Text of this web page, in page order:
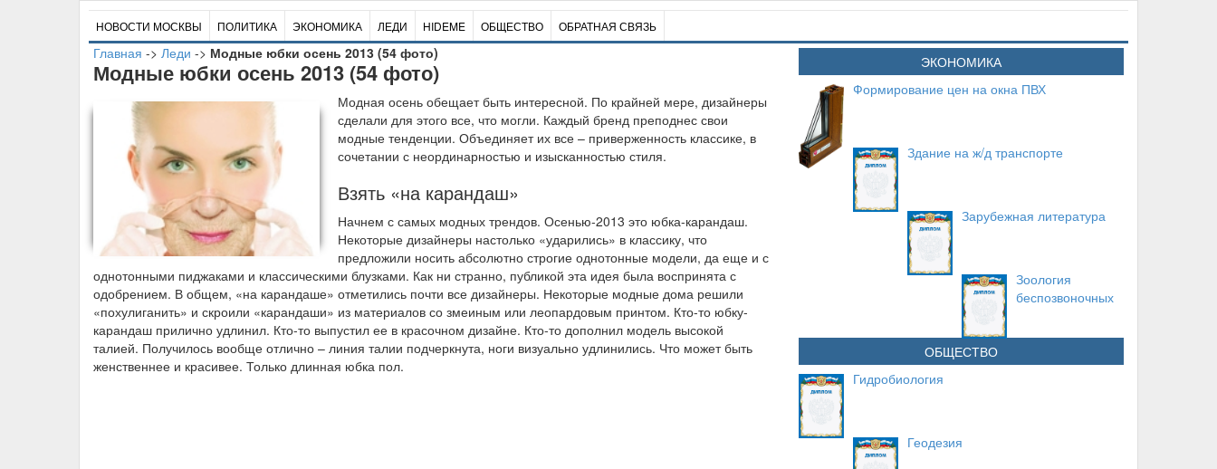
НОВОСТИ МОСКВЫ ПОЛИТИКА ЭКОНОМИКА ЛЕДИ HIDEME ОБЩЕСТВО ОБРАТНАЯ СВЯЗЬ
Главная -> Леди -> Модные юбки осень 2013 (54 фото)
Модные юбки осень 2013 (54 фото)
Модная осень обещает быть интересной. По крайней мере, дизайнеры
сделали для этого все, что могли. Каждый бренд преподнес свои
модные тенденции. Объединяет их все – приверженность классике, в
сочетании с неординарностью и изысканностью стиля.
Взять «на карандаш»
Начнем с самых модных трендов. Осенью-2013 это юбка-карандаш.
Некоторые дизайнеры настолько «ударились» в классику, что
предложили носить абсолютно строгие однотонные модели, да еще и с
однотонными пиджаками и классическими блузками. Как ни странно, публикой эта идея была воспринята с
одобрением. В общем, «на карандаше» отметились почти все дизайнеры. Некоторые модные дома решили
«похулиганить» и скроили «карандаши» из материалов со змеиным или леопардовым принтом. Кто-то юбку-
карандаш прилично удлинил. Кто-то выпустил ее в красочном дизайне. Кто-то дополнил модель высокой
талией. Получилось вообще отлично – линия талии подчеркнута, ноги визуально удлинились. Что может быть
женственнее и красивее. Только длинная юбка пол.
ЭКОНОМИКА
Формирование цен на окна ПВХ
Здание на ж/д транспорте
Зарубежная литература
Зоология
беспозвоночных
ОБЩЕСТВО
Гидробиология
Геодезия